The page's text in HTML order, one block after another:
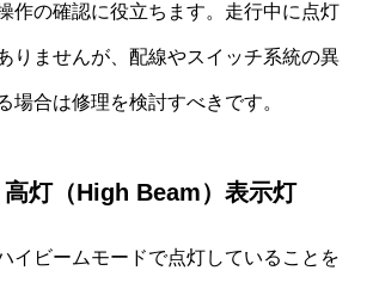
作の確認に役立ちます。走行中に点灯
りませんが、配線やスイッチ系統の異
場合は修理を検討すべきです。
灯（High Beam）表示灯
イビームモードで点灯していることを